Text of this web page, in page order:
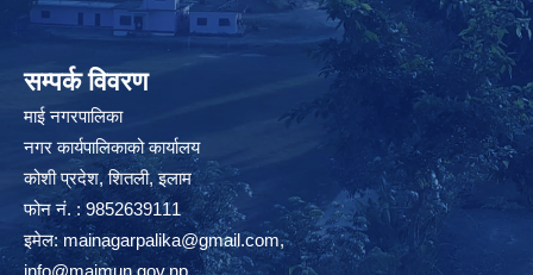
सम्पर्क विवरण
माई नगरपालिका
नगर कार्यपालिकाको कार्यालय
कोशी प्रदेश, शितली, इलाम
फोन नं. : 9852639111
इमेल:mainagarpalika@gmail.com,
info@maimun.gov.np